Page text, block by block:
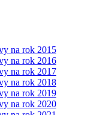
na rok 2015
na rok 2016
na rok 2017
na rok 2018
na rok 2019
na rok 2020